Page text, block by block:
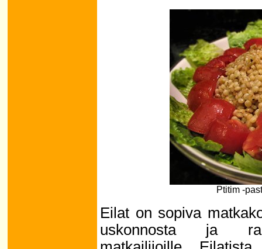
Ptitim -
Eilat on sopiva
uskonnosta ja